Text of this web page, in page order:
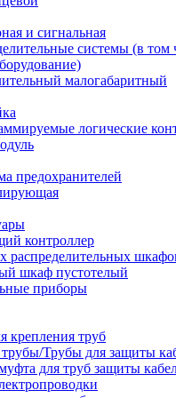
и сигнальная
системы (в том
малогабаритный
логические
предохранителей
контроллер
распределительных
шкаф пустотелый
приборы
крепления труб
Трубы для защиты
для труб защиты